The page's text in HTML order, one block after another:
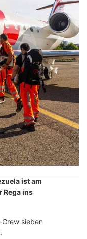
ist am
Rega ins
sieben